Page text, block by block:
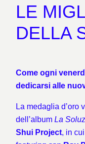
LE
DELLA
Come ogni
dedicarsi alle
La medaglia d’oro
dell’album La
Shui Project, in